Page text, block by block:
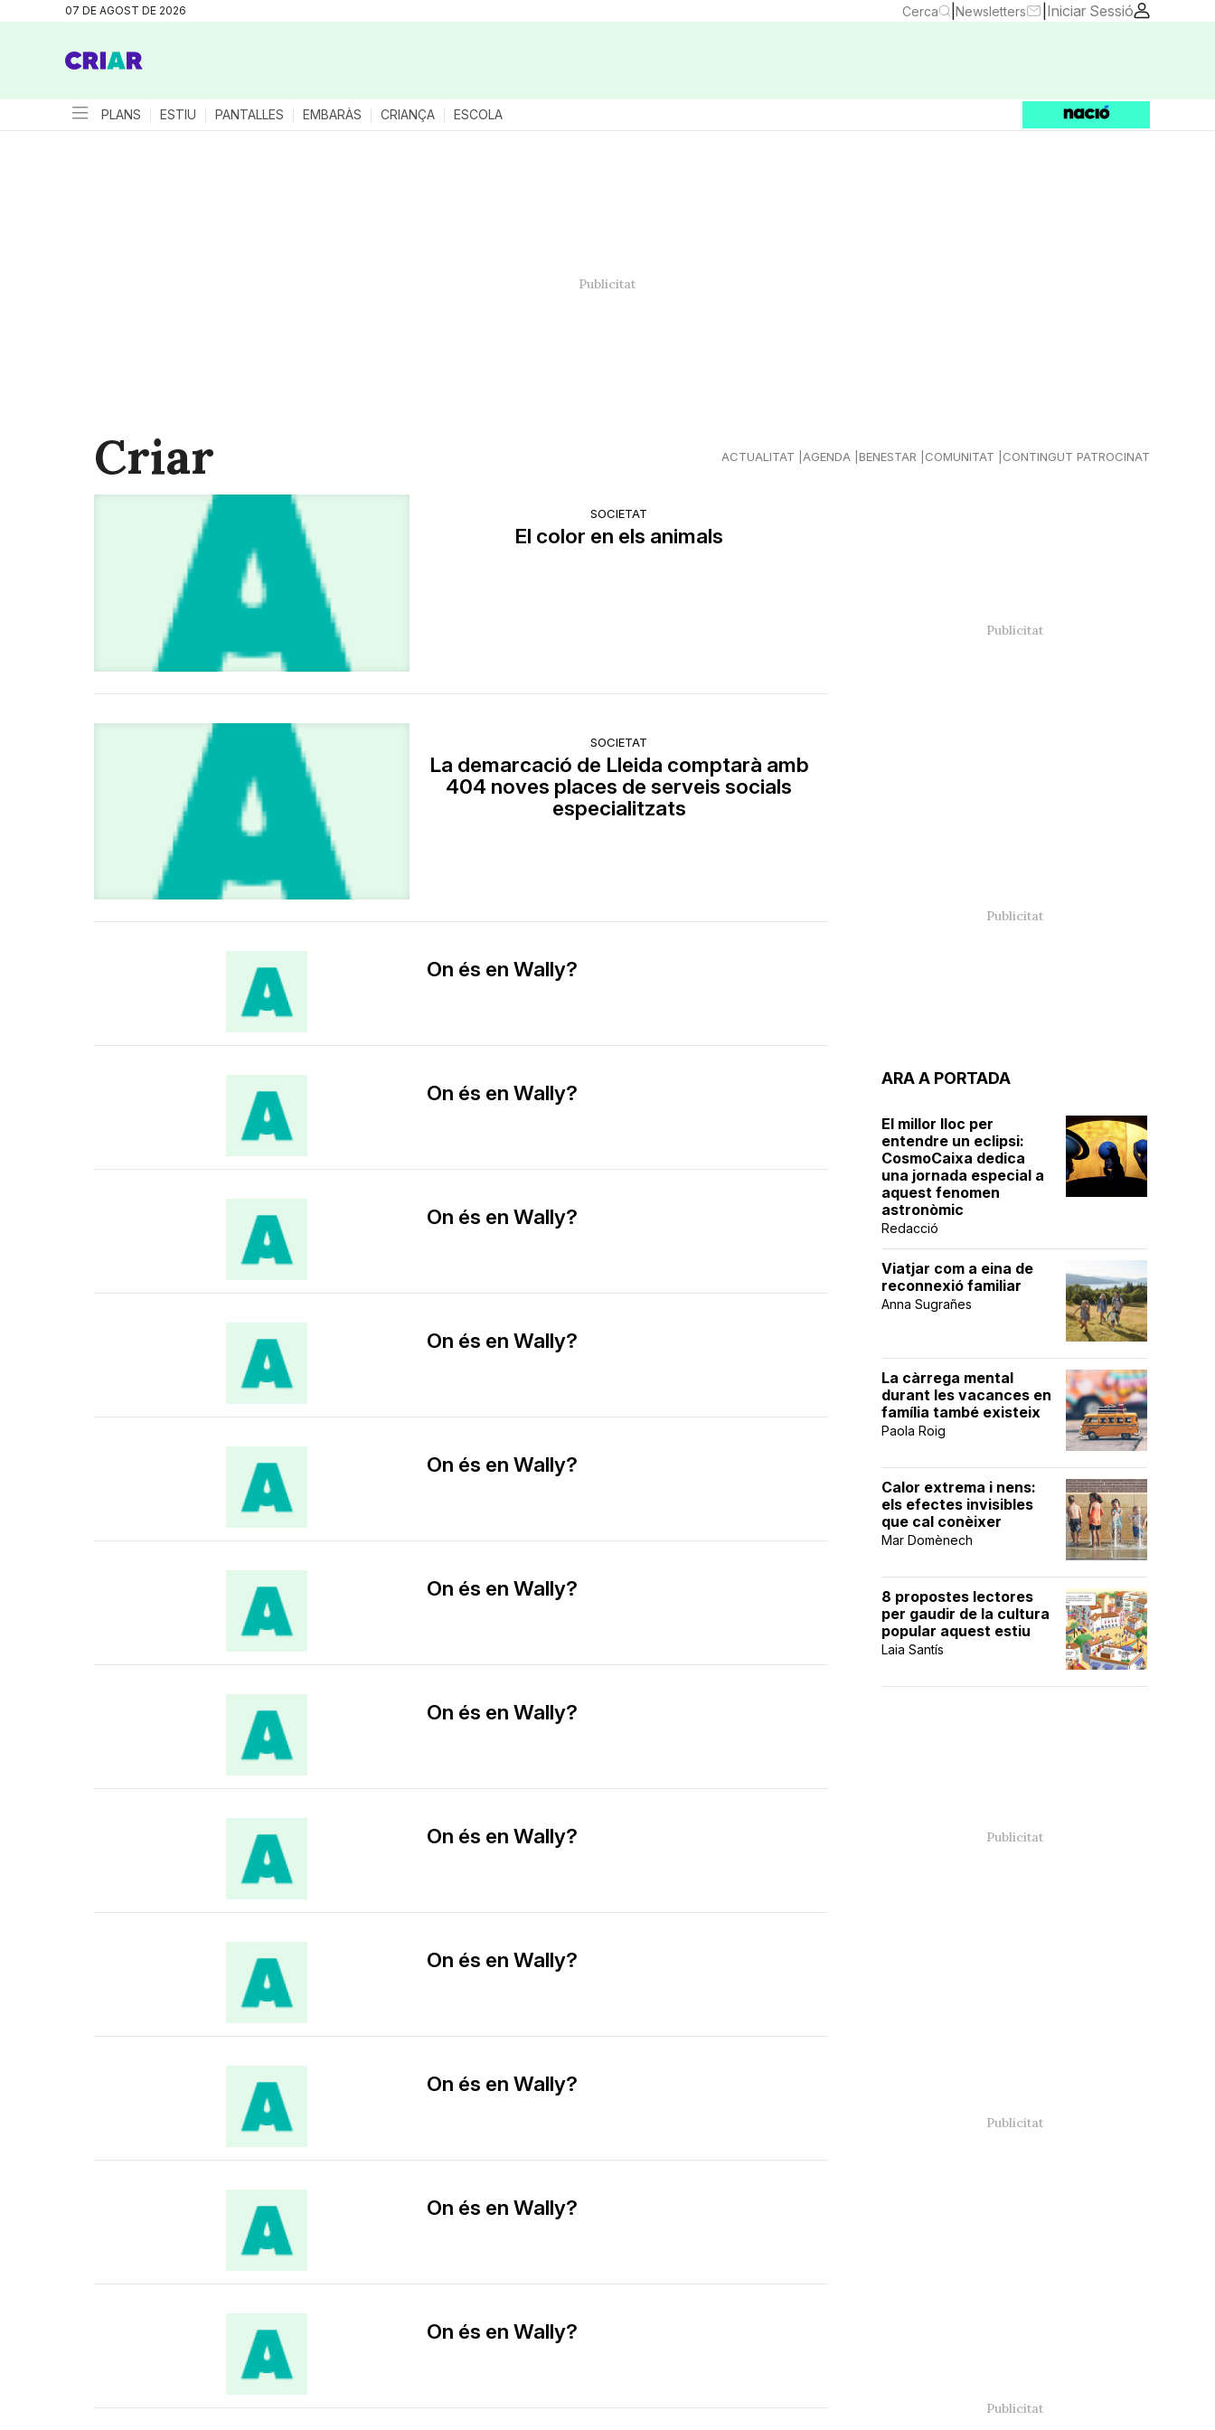
07 DE AGOST DE 2026 Cerca Newsletters Iniciar Sessió
PLANS ESTIU PANTALLES EMBARÀS CRIANÇA ESCOLA
Criar ACTUALITAT AGENDA BENESTAR COMUNITAT CONTINGUT PATROCINAT
SOCIETAT
El color en els animals
SOCIETAT
La demarcació de Lleida comptarà amb
404 noves places de serveis socials
especialitzats
On és en Wally?
On és en Wally?
On és en Wally?
On és en Wally?
On és en Wally?
On és en Wally?
On és en Wally?
On és en Wally?
On és en Wally?
On és en Wally?
On és en Wally?
On és en Wally?
ARA A PORTADA
El millor lloc per
entendre un eclipsi:
CosmoCaixa dedica
una jornada especial a
aquest fenomen
astronòmic
Redacció
Viatjar com a eina de
reconnexió familiar
Anna Sugrañes
La càrrega mental
durant les vacances en
família també existeix
Paola Roig
Calor extrema i nens:
els efectes invisibles
que cal conèixer
Mar Domènech
8 propostes lectores
per gaudir de la cultura
popular aquest estiu
Laia Santís